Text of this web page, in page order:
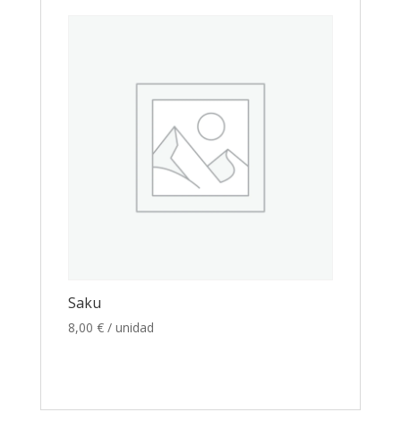
Saku
8,00 € / unidad